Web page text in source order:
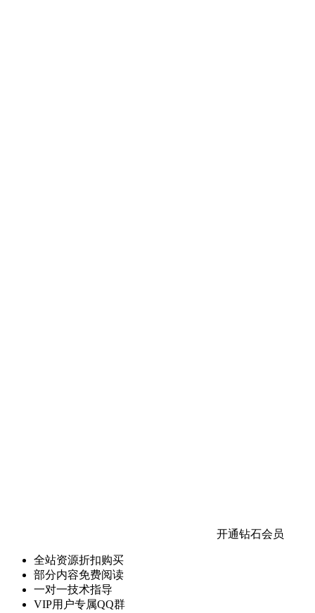
开通钻石会员
全站资源折扣购买
部分内容免费阅读
一对一技术指导
VIP用户专属QQ群